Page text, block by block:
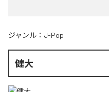
ジャンル： J-Pop
健大